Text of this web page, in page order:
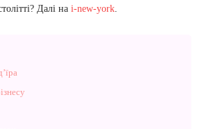
Далі на i-new-york.